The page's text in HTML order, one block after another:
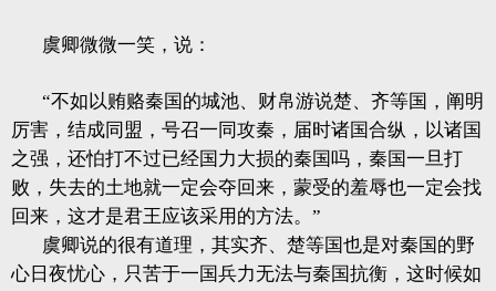
虞卿微微一笑，说：
“不如以贿赂秦国的城池、财帛游说楚、齐等国，阐明
厉害，结成同盟，号召一同攻秦，届时诸国合纵，以诸国
之强，还怕打不过已经国力大损的秦国吗，秦国一旦打
败，失去的土地就一定会夺回来，蒙受的羞辱也一定会找
回来，这才是君王应该采用的方法。”
虞卿说的很有道理，其实齐、楚等国也是对秦国的野
心日夜忧心，只苦于一国兵力无法与秦国抗衡，这时候如